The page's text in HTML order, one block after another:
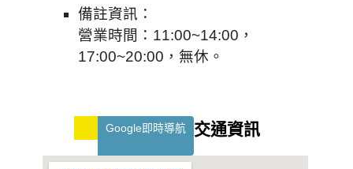
備註資訊：
營業時間：11:00~14:00，
17:00~20:00，無休。
Google即時導航 交通資訊